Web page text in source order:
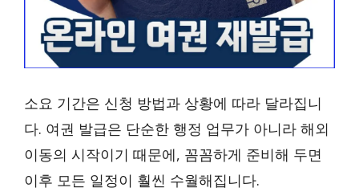
소요 기간은 신청 방법과 상황에 따라 달라집니
다. 여권 발급은 단순한 행정 업무가 아니라 해외
이동의 시작이기 때문에, 꼼꼼하게 준비해 두면
이후 모든 일정이 훨씬 수월해집니다.